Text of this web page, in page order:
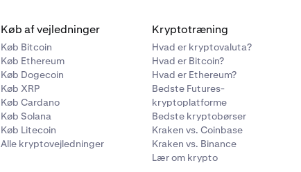
Køb af vejledninger
Køb Bitcoin
Køb Ethereum
Køb Dogecoin
Køb XRP
Køb Cardano
Køb Solana
Køb Litecoin
Alle kryptovejledninger
Kryptotræning
Hvad er kryptovaluta?
Hvad er Bitcoin?
Hvad er Ethereum?
Bedste Futures-
kryptoplatforme
Bedste kryptobørser
Kraken vs. Coinbase
Kraken vs. Binance
Lær om krypto